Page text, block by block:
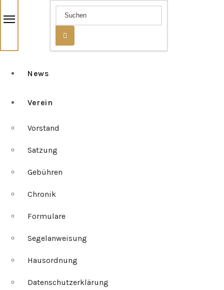
News
Verein
Vorstand
Satzung
Gebühren
Chronik
Formulare
Segelanweisung
Hausordnung
Datenschutzerklärung